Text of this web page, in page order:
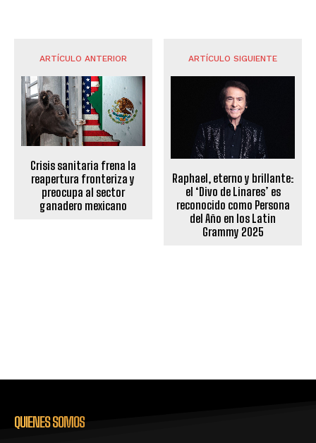
ARTÍCULO ANTERIOR
Crisis sanitaria frena la
reapertura fronteriza y
preocupa al sector
ganadero mexicano
ARTÍCULO SIGUIENTE
Raphael, eterno y brillante:
el ‘Divo de Linares’ es
reconocido como Persona
del Año en los Latin
Grammy 2025
QUIENES SOMOS